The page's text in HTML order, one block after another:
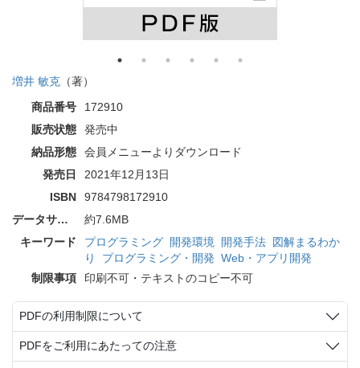
増井 敏克 （著）
商品番号
172910
販売状態
発売中
納品形態
会員メニューよりダウンロード
発売日
2021年12月13日
ISBN
9784798172910
データサイズ
約7.6MB
キーワード
プログラミング 開発環境 開発手法 図解まるわか
り
プログラミング・開発 Web・アプリ開発
制限事項
印刷不可・テキストのコピー不可
PDFの利用制限について
PDFをご利用にあたっての注意